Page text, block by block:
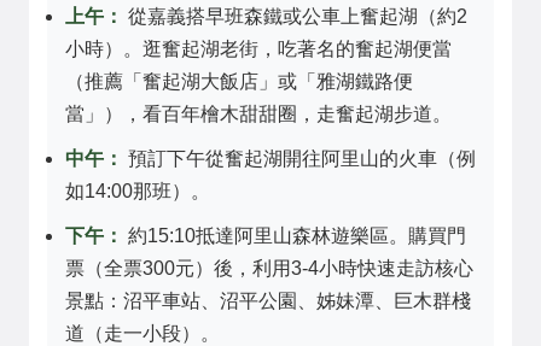
上午： 從嘉義搭早班森鐵或公車上奮起湖（約2
小時）。逛奮起湖老街，吃著名的奮起湖便當
（推薦「奮起湖大飯店」或「雅湖鐵路便
當」），看百年檜木甜甜圈，走奮起湖步道。
中午： 預訂下午從奮起湖開往阿里山的火車（例
如14:00那班）。
下午： 約15:10抵達阿里山森林遊樂區。購買門
票（全票300元）後，利用3-4小時快速走訪核心
景點：沼平車站、沼平公園、姊妹潭、巨木群棧
道（走一小段）。